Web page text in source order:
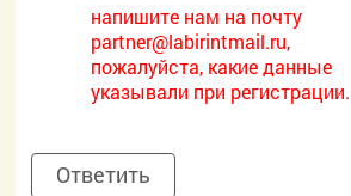
напишите нам на почту
partner@labirintmail.ru,
пожалуйста, какие данные
указывали при регистрации.
Ответить